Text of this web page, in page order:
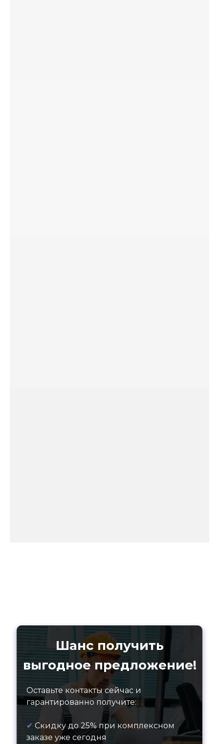
Шанс получить
выгодное предложение!
Оставьте контакты сейчас и
гарантированно получите:
✔ Скидку до 25% при комплексном
заказе уже сегодня